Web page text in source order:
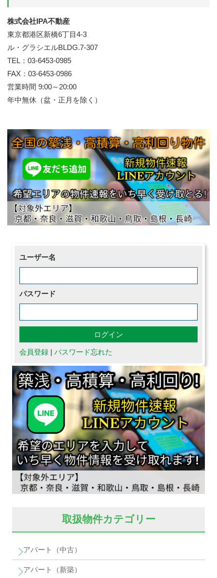
株式会社IPA不動産
東京都港区新橋6丁目4-3
ル・グラシエルBLDG.7-307
TEL：03-6453-0985
FAX：03-6453-0986
営業時間 9:00～20:00
年中無休（盆・正月を除く）
ユーザー名
パスワード
会員登録 | パスワード忘れた
取扱物件カテゴリー
アパート（中古）
アパート（新築）